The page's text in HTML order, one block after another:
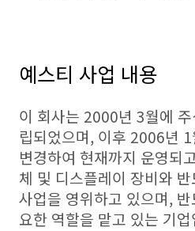
예스티 사업 내용
이 회사는 2000년 3월에
립되었으며, 이후 2006년
변경하여 현재까지 운영되
체 및 디스플레이 장비와
사업을 영위하고 있으며,
요한 역할을 맡고 있는 기